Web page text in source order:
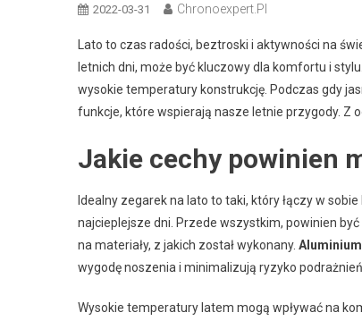
2022-03-31 Chronoexpert.pl
Lato to czas radości, beztroski i aktywności na
letnich dni, może być kluczowy dla komfortu i
wysokie temperatury konstrukcję. Podczas gdy
funkcje, które wspierają nasze letnie przygody. Z
Jakie cechy powinien
Idealny zegarek na lato to taki, który łączy w
najcieplejsze dni. Przede wszystkim, powinien być
na materiały, z jakich został wykonany. Aluminium
wygodę noszenia i minimalizują ryzyko podrażnień
Wysokie temperatury latem mogą wpływać na